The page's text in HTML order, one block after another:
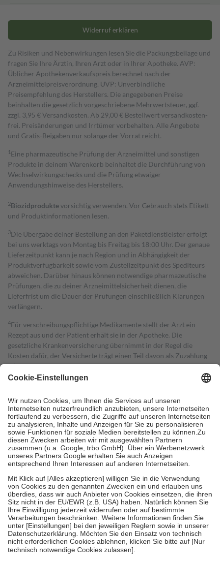
Widerruf erklären
Zu Risiken und Nebenwirkungen lesen Sie die Packungsbeilage und
fragen Sie Ihre Ärztin, Ihren Arzt oder in Ihrer Apotheke. AVP:
Üblicher Apothekenverkaufspreis berechnet nach der
Arzneimittelpreisverordnung. UVP: Unverbindliche
Preisempfehlung des Herstellers. Die angegebenen Preise
beinhalten die gesetzlich vorgeschriebene Mehrwertsteuer, ggf.
zzgl. 3,95 € Versandkosten. Ab 29,00 € Bestell­wert versand­kosten­
frei. Preisänderungen und Irrtümer vorbehalten. Alle Angebote
und Gratis-Beigaben nur solange der Vorrat reicht.
1 Eine pharmazeutische Prüfung der Arzneimittel und sonstigen
Produkte in deinem Warenkorb beinhaltet die Durchführung von
Wechselwirkungschecks und die Prüfung etwaiger
Anwendungshinweise des Herstellers.
2Biozidproduktevorsichtig verwenden. Vor Gebrauch stets Etikett
und Produktinformationen lesen.
3Die Übergabe deiner Bestellung an den Paketdienstleister erfolgt
bei uns werktags von Montag bis Freitag bis 18:00 Uhr. Der genaue
Lieferzeitpunkt kann je nach Region und in Abhängigkeit der
Produktverfügbarkeit sowie vom Zustellzeitpunkt des Spediteurs
abweichen. Darüber hinaus können notwendige pharmazeutische
Prüfungen, die zu deiner Arzneimittelsicherheit dienen, die
Lieferfrist um die Dauer der Prüfungen einschließlich Klärungen
verlängern.
4Für verschreibungspflichtige Medikamente stellt der Arzt ein
Rezept aus und der Patient erhält sie in der Apotheke. Die
gesetzliche Krankenversicherung übernimmt in der Regel die
Kosten dafür, der Versicherte trägt einen Teil davon als Zuzahlung
mit.
Grundsätzlich leisten Mitglieder Zuzahlungen in Höhe von zehn
höchstens zehn Euro.
Es sind jedoch nie mehr als die tatsächlichen
Kosten der Leistung zu entrichten.
Diese Regeln gelten grundsätzlich auch für Online-Apotheken.
Bei Heilmitteln und häuslicher Krankenpflege beträgt die
Zuzahlung zehn Prozent der Kosten sowie zehn Euro je
Verordnung.
Um das Engagement der Versicherten für ihre eigene Gesundheit zu
stärken und die besondere Stellung der Familie zu unterstützen,
fallenkeine Zuzahlungenan bei:
• Kindern und Jugendlichen bis zum vollendeten 18. Lebensjahr
mit Ausnahme der Fahrkosten
• Untersuchungen zur Vorsorge und Früherkennung, die von der
GKV getragen werden
• empfohlenen Schutzimpfungen
• Harn- und Blutteststreifen